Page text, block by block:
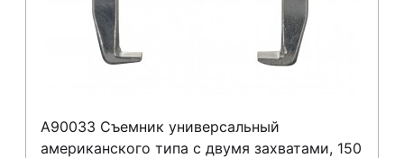
A90033 Съемник универсальный
американского типа с двумя захватами, 150